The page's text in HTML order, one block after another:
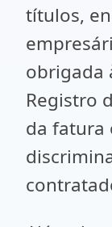
títulos,
obrigada
Registro
da fatura